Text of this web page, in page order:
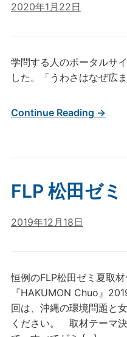
2020年1月22日
学問する人のポータルサ
した。「うわさはなぜ広
Continue Reading →
FLP 松田ゼ
2019年12月18日
恒例のFLP松田ゼミ夏取
『HAKUMON Chuo』
回は、沖縄の環境問題と
ください。 取材テーマ